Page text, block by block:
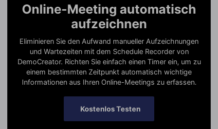
Online-Meeting automatisch
aufzeichnen
Eliminieren Sie den Aufwand manueller Aufzeichnungen
und Wartezeiten mit dem Schedule Recorder von
DemoCreator. Richten Sie einfach einen Timer ein, um zu
einem bestimmten Zeitpunkt automatisch wichtige
Informationen aus Ihren Online-Meetings zu erfassen.
Kostenlos Testen